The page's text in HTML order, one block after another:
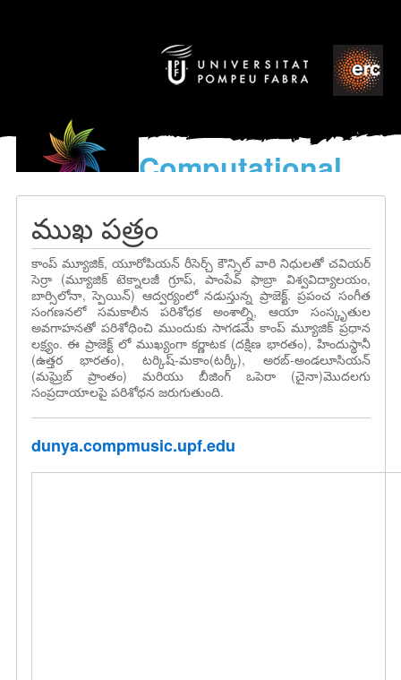
Computational
models
ముఖ పత్రం
కాంప్ మ్యూజిక్, యూరోపియన్ రీసెర్చ్ కౌన్సిల్ వారి నిధులతో చవియర్
సెర్రా (మ్యూజిక్ టెక్నాలజీ గ్రూప్, పాంపేవ్ ఫాబ్రా విశ్వవిద్యాలయం,
బార్సిలోనా, స్పెయిన్) ఆద్వర్యంలో నడుస్తున్న ప్రాజెక్ట్. ప్రపంచ సంగీత
సంగణనలో సమకాలీన పరిశోధక అంశాల్ని, ఆయా సంస్కృతుల
అవగాహనతో పరిశోధించి ముందుకు సాగడమే కాంప్ మ్యూజిక్ ప్రధాన
లక్ష్యం. ఈ ప్రాజెక్ట్ లో ముఖ్యంగా కర్ణాటక (దక్షిణ భారతం), హిందుస్థానీ
(ఉత్తర భారతం), టర్కిష్-మకాం(టర్కీ), అరబ్-అండలూసియన్
(మఘ్రెబ్ ప్రాంతం) మరియు బీజింగ్ ఒపెరా (చైనా)మొదలగు
సంప్రదాయాలపై పరిశోధన జరుగుతుంది.
dunya.compmusic.upf.edu